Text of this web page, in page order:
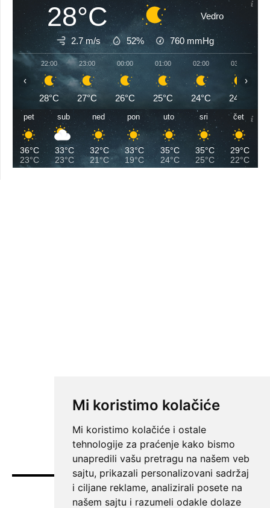
Mi koristimo kolačiće
Mi koristimo kolačiće i ostale
tehnologije za praćenje kako bismo
unapredili vašu pretragu na našem veb
sajtu, prikazali personalizovani sadržaj
i ciljane reklame, analizirali posete na
našem sajtu i razumeli odakle dolaze
28°C Vedro
2.7 m/s 52% 760 mmHg
22:00
28°C
23:00
27°C
00:00
26°C
01:00
25°C
02:00
24°C
03:00
24°C
‹ ›
pet
36°C
23°C
sub
33°C
23°C
ned
32°C
21°C
pon
33°C
19°C
uto
35°C
24°C
sri
35°C
25°C
čet
29°C
22°C
Vesti